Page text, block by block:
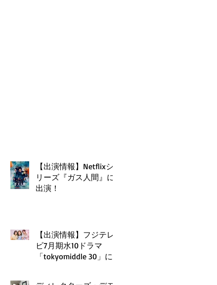
【出演情報】Netflixシ
リーズ『ガス人間』に
出演！
【出演情報】フジテレ
ビ7月期水10ドラマ
「tokyomiddle 30」に